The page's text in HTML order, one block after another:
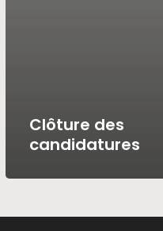
Clôture des
candidatures